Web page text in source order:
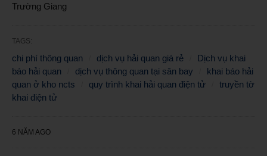
Trường Giang
TAGS:
chi phí thông quan dịch vụ hải quan giá rẻ
Dịch vụ khai
báo hải quan
dịch vụ thông quan tại sân bay
khai báo hải
quan ở kho ncts
quy trình khai hải quan điện tử
truyền tờ
khai điện tử
6 NĂM AGO